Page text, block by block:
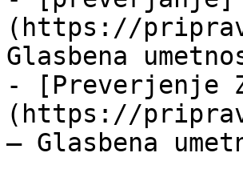
(https://
Glasbena
- [Preverjenje
(https://
— Glasbena